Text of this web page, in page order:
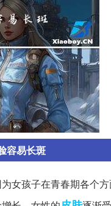
容易长斑
女孩子在青春期各个